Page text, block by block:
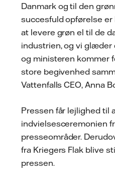
Danmark og til den
succesfuld opførelse er
at levere grøn el til de
industrien, og vi glæder
og ministeren kommer
store begivenhed
Vattenfalls CEO, Anna
Pressen får lejlighed til
indvielsesceremonien
presseområder.
fra Kriegers Flak blive
pressen.